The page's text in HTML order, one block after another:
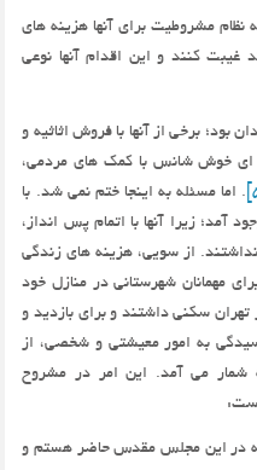
نظام مشروطیت برای آنها هزینه های
غیبت کنند و این اقدام آنها نوعی
بود؛ برخی از آنها با فروش اثاثیه و
ای خوش شانس با کمک های مردمی،
. اما مسئله به اینجا ختم نمی شد. با
آمد؛ زیرا آنها با اتمام پس انداز،
نداشتند. از سویی، هزینه های زندگی
مهمانان شهرستانی در منازل خود
تهران سکنی داشتند و برای بازدید و
به امور معیشتی و شخصی، از
شمار می آمد. این امر در مشروح
در این مجلس مقدس حاضر هستم و